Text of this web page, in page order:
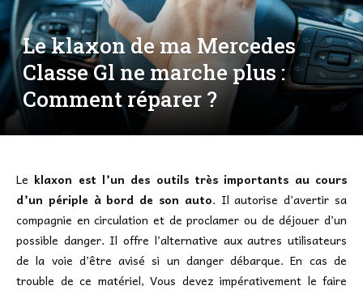
Le klaxon de ma Mercedes
Classe Gl ne marche plus :
Comment réparer ?
Le klaxon est l’un des outils très importants au cours
d’un périple à bord de son auto. Il autorise d’avertir sa
compagnie en circulation et de proclamer ou de déjouer d’un
possible danger. Il offre l’alternative aux autres utilisateurs
de la voie d’être avisé si un danger débarque. En cas de
trouble de ce matériel, Vous devez impérativement le faire